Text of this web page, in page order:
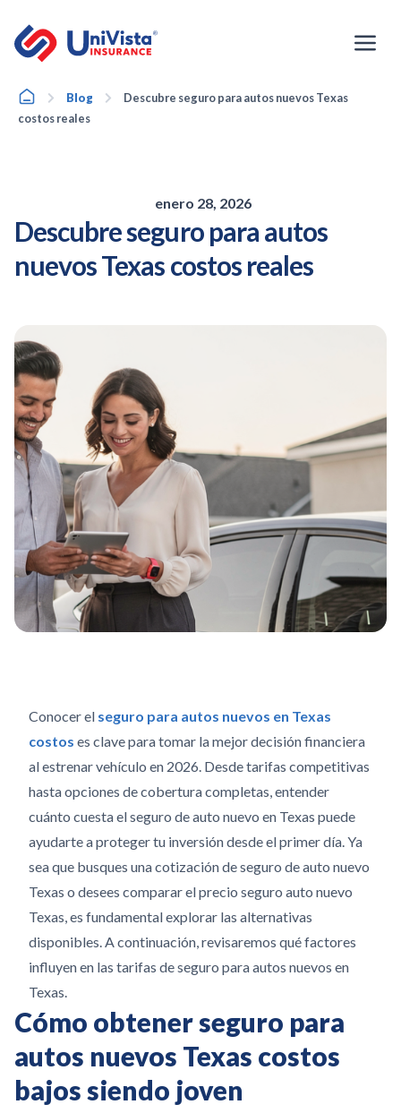
contenido
HomeBlog
Descubre seguro para autos nuevos Texas
costos reales
enero 28, 2026
Descubre seguro para autos
nuevos Texas costos reales
Conocer el seguro para autos nuevos en Texas
costos es clave para tomar la mejor decisión financiera
al estrenar vehículo en 2026. Desde tarifas competitivas
hasta opciones de cobertura completas, entender
cuánto cuesta el seguro de auto nuevo en Texas puede
ayudarte a proteger tu inversión desde el primer día. Ya
sea que busques una cotización de seguro de auto nuevo
Texas o desees comparar el precio seguro auto nuevo
Texas, es fundamental explorar las alternativas
disponibles. A continuación, revisaremos qué factores
influyen en las tarifas de seguro para autos nuevos en
Texas.
Cómo obtener seguro para
autos nuevos Texas costos
bajos siendo joven